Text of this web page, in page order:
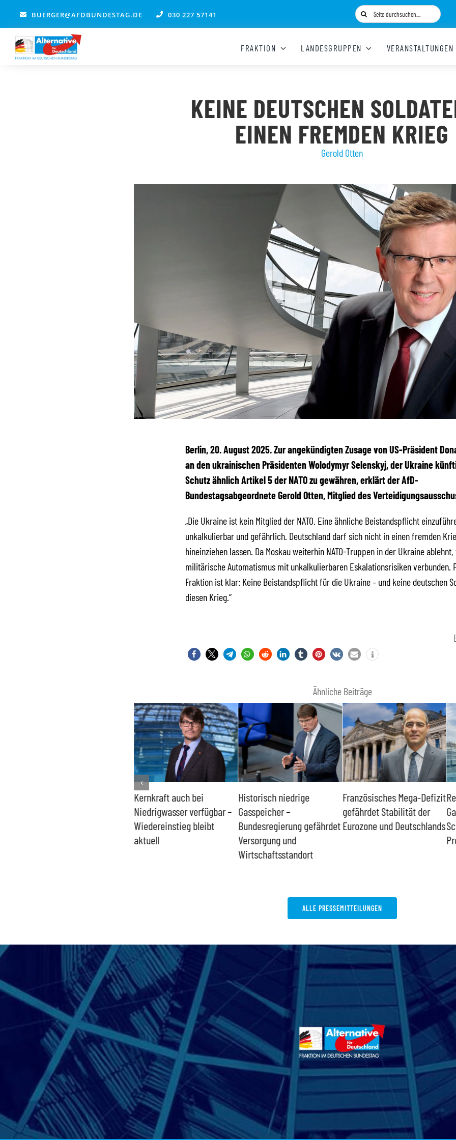
springen
BUERGER@AFDBUNDESTAG.DE 030 227 57141
Suche
nach:
FRAKTION LANDESGRUPPEN VERANSTALTUNGEN
KEINE DEUTSCHEN
EINEN FREMDEN KRIEG
Gerold Otten
Berlin, 20. August 2025. Zur angekündigten Zusage von US-Präsident
an den ukrainischen Präsidenten Wolodymyr Selenskyj, der Ukraine
Schutz ähnlich Artikel 5 der NATO zu gewähren, erklärt der AfD-
Bundestagsabgeordnete Gerold Otten, Mitglied des
„Die Ukraine ist kein Mitglied der NATO. Eine ähnliche Beistandspflicht
unkalkulierbar und gefährlich. Deutschland darf sich nicht in einen fremden
hineinziehen lassen. Da Moskau weiterhin NATO-Truppen in der Ukraine
militärische Automatismus mit unkalkulierbaren Eskalationsrisiken verbunden.
Fraktion ist klar: Keine Beistandspflicht für die Ukraine – und keine deutschen
diesen Krieg.“
Ähnliche Beiträge
Kernkraft auch bei
Niedrigwasser verfügbar –
Wiedereinstieg bleibt
aktuell
Historisch niedrige
Gasspeicher –
Bundesregierung gefährdet
Versorgung und
Wirtschaftsstandort
Französisches Mega-Defizit
gefährdet Stabilität der
Eurozone und Deutschlands
ALLE PRESSEMITTEILUNGEN